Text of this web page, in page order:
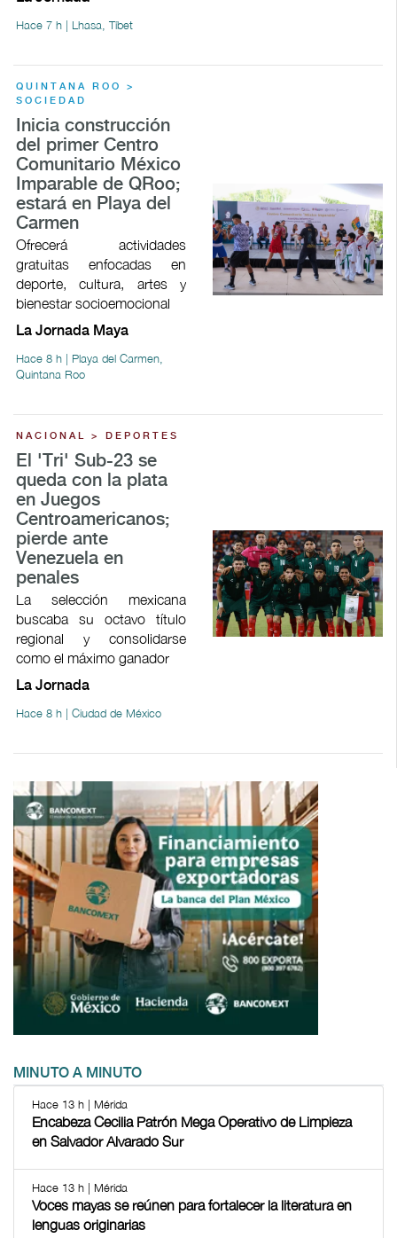
Hace 7 h | Lhasa, Tíbet
QUINTANA ROO >
SOCIEDAD
Inicia construcción
del primer Centro
Comunitario México
Imparable de QRoo;
estará en Playa del
Carmen
Ofrecerá actividades
gratuitas enfocadas en
deporte, cultura, artes y
bienestar socioemocional
La Jornada Maya
Hace 8 h | Playa del Carmen,
Quintana Roo
NACIONAL > DEPORTES
El 'Tri' Sub-23 se
queda con la plata
en Juegos
Centroamericanos;
pierde ante
Venezuela en
penales
La selección mexicana
buscaba su octavo título
regional y consolidarse
como el máximo ganador
La Jornada
Hace 8 h | Ciudad de México
MINUTO A MINUTO
Hace 13 h | Mérida
Encabeza Cecilia Patrón Mega Operativo de Limpieza
en Salvador Alvarado Sur
Hace 13 h | Mérida
Voces mayas se reúnen para fortalecer la literatura en
lenguas originarias